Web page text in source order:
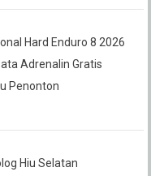
Hard Enduro 8 2026
Adrenalin Gratis
Penonton
Hiu Selatan